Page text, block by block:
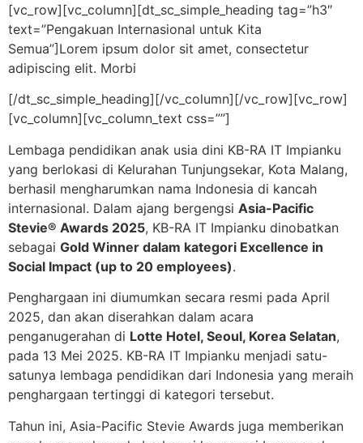
Lewati
ke
konten
[vc_row][vc_column][dt_sc_simple_heading tag=”h3″
text=”Pengakuan Internasional untuk Kita
Semua”]Lorem ipsum dolor sit amet, consectetur
adipiscing elit. Morbi
[/dt_sc_simple_heading][/vc_column][/vc_row][vc_row]
[vc_column][vc_column_text css=””]
Lembaga pendidikan anak usia dini KB-RA IT Impianku
yang berlokasi di Kelurahan Tunjungsekar, Kota Malang,
berhasil mengharumkan nama Indonesia di kancah
internasional. Dalam ajang bergengsi Asia-Pacific
Stevie® Awards 2025, KB-RA IT Impianku dinobatkan
sebagai Gold Winner dalam kategori Excellence in
Social Impact (up to 20 employees).
Penghargaan ini diumumkan secara resmi pada April
2025, dan akan diserahkan dalam acara
penganugerahan di Lotte Hotel, Seoul, Korea Selatan,
pada 13 Mei 2025. KB-RA IT Impianku menjadi satu-
satunya lembaga pendidikan dari Indonesia yang meraih
penghargaan tertinggi di kategori tersebut.
Tahun ini, Asia-Pacific Stevie Awards juga memberikan